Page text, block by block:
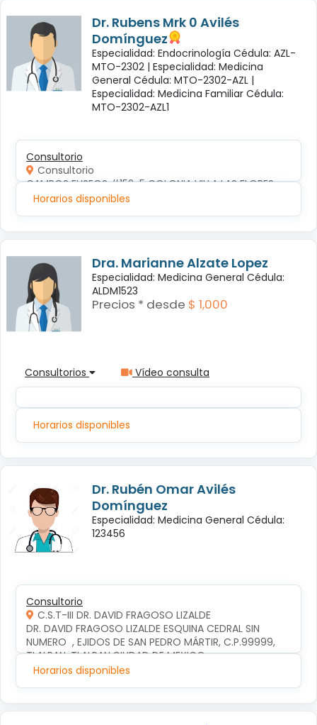
Dr. Rubens Mrk 0 Avilés
Domínguez
Especialidad: Endocrinología Cédula: AZL-
MTO-2302 | Especialidad: Medicina
General Cédula: MTO-2302-AZL |
Especialidad: Medicina Familiar Cédula:
MTO-2302-AZL1
Consultorio
Consultorio
CAMPOS ELISEOS #152-5 COLONIA VILLA LAS FLORES
Horarios disponibles
Dra. Marianne Alzate Lopez
Especialidad: Medicina General Cédula:
ALDM1523
Precios * desde $ 1,000
Consultorios Vídeo consulta
Horarios disponibles
Dr. Rubén Omar Avilés
Domínguez
Especialidad: Medicina General Cédula:
123456
Consultorio
C.S.T-III DR. DAVID FRAGOSO LIZALDE
DR. DAVID FRAGOSO LIZALDE ESQUINA CEDRAL SIN
NUMERO  , EJIDOS DE SAN PEDRO MÁRTIR, C.P.99999,
TLALPAN, TLALPAN,CIUDAD DE MEXICO
Horarios disponibles